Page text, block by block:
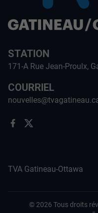
STATION
171-A Rue Jean-Proulx,
COURRIEL
TVA Gatineau-Ottawa
© 2026 Tous droits